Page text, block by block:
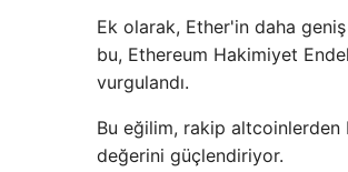
Ek olarak, Ether'in daha
bu, Ethereum Hakimiyet
vurgulandı.
Bu eğilim, rakip altcoinlerden
değerini güçlendiriyor.